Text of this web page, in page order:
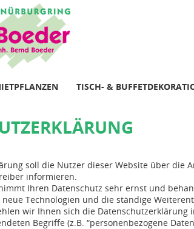
TISCH- &
soll die Nutzer dieser Website über die
informieren.
Ihren Datenschutz sehr ernst und
Technologien und die ständige
wir Ihnen sich die
Begriffe (z.B. “personenbezogene